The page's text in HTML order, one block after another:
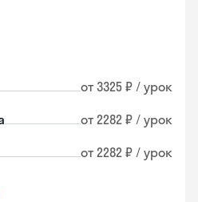
от 3325 ₽ / урок
от 2282 ₽ / урок
от 2282 ₽ / урок